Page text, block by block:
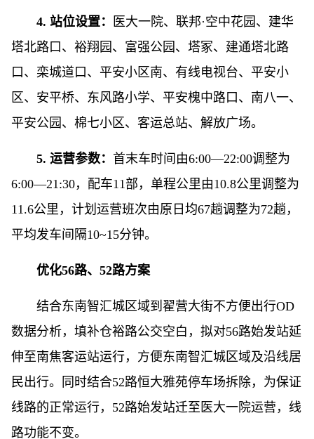
4. 站位设置：
医大一院、联邦·空中花园、建华
塔北路口、裕翔园、富强公园、塔冢、建通塔北路
口、栾城道口、平安小区南、有线电视台、平安小
区、安平桥、东风路小学、平安槐中路口、南八一、
平安公园、棉七小区、客运总站、解放广场。
5. 运营参数： 首末车时间由6:00—22:00调整为
6:00—21:30，配车11部，单程公里由10.8公里调整为
11.6公里，计划运营班次由原日均67趟调整为72趟，
平均发车间隔10~15分钟。
优化56路、52路方案
结合东南智汇城区域到翟营大街不方便出行OD
数据分析，填补仓裕路公交空白，拟对56路始发站延
伸至南焦客运站运行，方便东南智汇城区域及沿线居
民出行。同时结合52路恒大雅苑停车场拆除，为保证
线路的正常运行，52路始发站迁至医大一院运营，线
路功能不变。